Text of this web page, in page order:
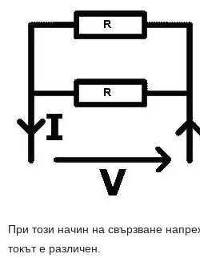
При този начин на свързване
токът е различен.